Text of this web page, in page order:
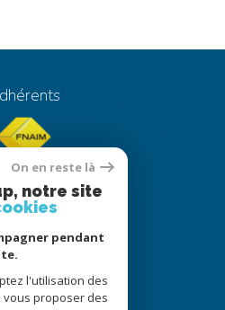
droits réservés
by Google
Plan du site
On en reste là
notre site
pendant
l'utilisation des
vous proposer des